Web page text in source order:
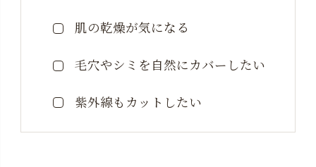
肌の乾燥が気になる
毛穴やシミを自然にカバーしたい
紫外線もカットしたい